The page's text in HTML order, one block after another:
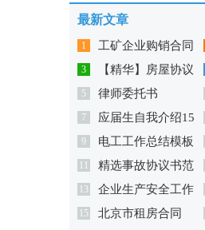
最新文章
1
工矿企业购销合同
范本
3
【精华】房屋协议
书范文合集10篇
5 律师委托书
7
应届生自我介绍15
篇
9 电工工作总结模板
11
精选事故协议书范
文汇总8篇
13
企业生产安全工作
总结
15 北京市租房合同